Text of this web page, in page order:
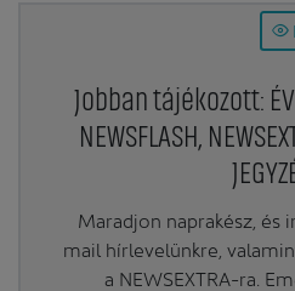
Jobban tájékozott:
NEWSFLASH,
Maradjon naprakész, és
mail hírlevelünkre,
a NEWSEXTRA-ra.